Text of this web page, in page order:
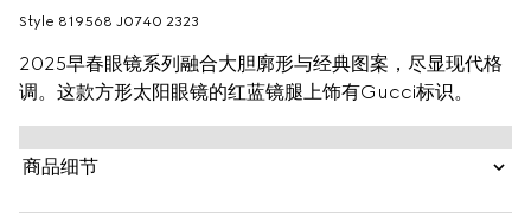
Style ‎819568 J0740 2323
2025早春眼镜系列融合大胆廓形与经典图案，尽显现代格
调。这款方形太阳眼镜的红蓝镜腿上饰有Gucci标识。
商品细节